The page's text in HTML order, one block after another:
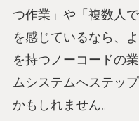
つ作業」や「複数人
を感じているなら、
を持つノーコードの
ムシステムへステッ
かもしれません。